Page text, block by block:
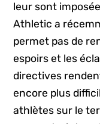
leur sont
Athletic a
permet pas de
espoirs et les
directives
encore plus
athlètes sur le